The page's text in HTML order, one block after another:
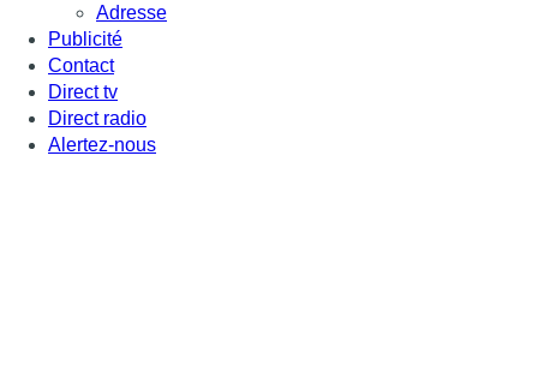
Adresse
Publicité
Contact
Direct tv
Direct radio
Alertez-nous